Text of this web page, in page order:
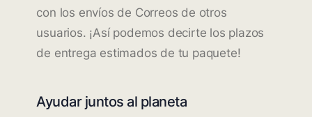
con los envíos de Correos de otros
usuarios. ¡Así podemos decirte los plazos
de entrega estimados de tu paquete!
Ayudar juntos al planeta